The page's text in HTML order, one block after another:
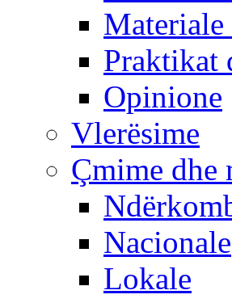
Materiale
Praktikat
Opinione
Vlerësime
Çmime dhe
Nacionale
Lokale